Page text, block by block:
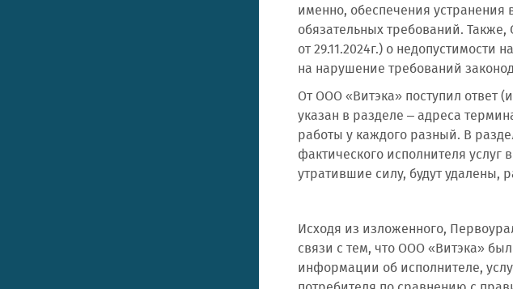
именно, обеспечения
обязательных требований.
от 29.11.2024г.) о
на нарушение требований
От ООО «Витэка» поступил ответ
указан в разделе – адреса
работы у каждого разный. В
фактического исполнителя
утратившие силу, будут удалены,
Исходя из изложенного,
связи с тем, что ООО «Витэка»
информации об исполнителе,